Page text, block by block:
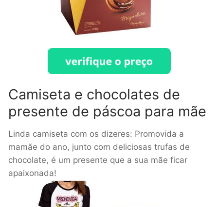
Camiseta e chocolates de
presente de páscoa para mãe
Linda camiseta com os dizeres: Promovida a
mamãe do ano, junto com deliciosas trufas de
chocolate, é um presente que a sua mãe ficar
apaixonada!